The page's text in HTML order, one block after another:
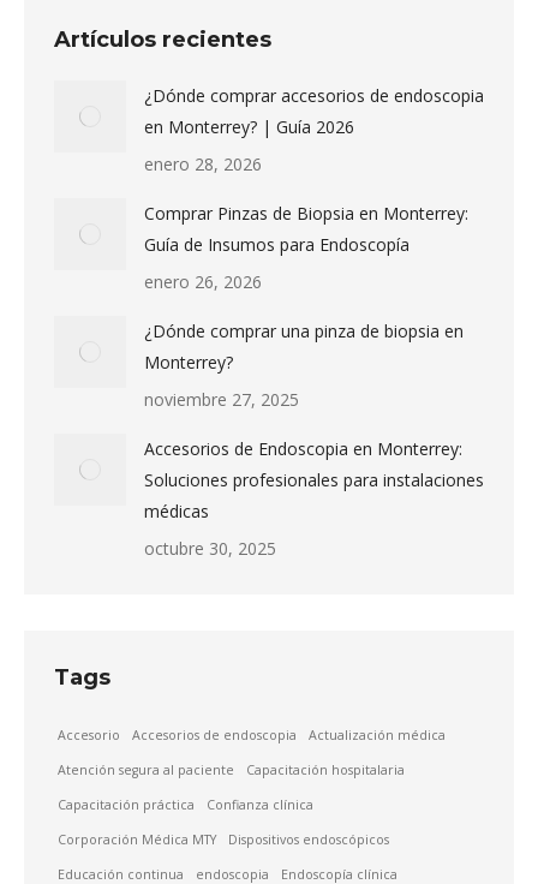
Artículos recientes
¿Dónde comprar accesorios de endoscopia
en Monterrey? | Guía 2026
enero 28, 2026
Comprar Pinzas de Biopsia en Monterrey:
Guía de Insumos para Endoscopía
enero 26, 2026
¿Dónde comprar una pinza de biopsia en
Monterrey?
noviembre 27, 2025
Accesorios de Endoscopia en Monterrey:
Soluciones profesionales para instalaciones
médicas
octubre 30, 2025
Tags
Accesorio Accesorios de endoscopia Actualización médica
Atención segura al paciente Capacitación hospitalaria
Capacitación práctica Confianza clínica
Corporación Médica MTY Dispositivos endoscópicos
Educación continua endoscopia Endoscopía clínica